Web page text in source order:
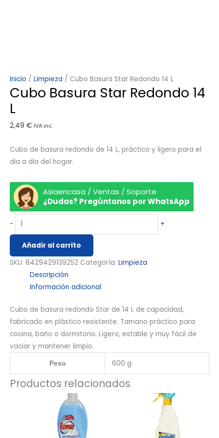
Inicio / Limpieza / Cubo Basura Star Redondo 14 L
Cubo Basura Star Redondo 14
L
2,49 € IVA inc.
Cubo de basura redondo de 14 L, práctico y ligero para el
dia a dia del hogar.
Asiaencasa / Ventas / Soporte
¿Dudas? Pregúntanos por WhatsApp
- +
Añadir al carrito
SKU: 8429429139252 Categoría: Limpieza
Descripción
Información adicional
Cubo de basura redondo Star de 14 L de capacidad,
fabricado en plástico resistente. Tamano práctico para
cocina, baño o dormitorio. Ligero, estable y muy fácil de
vaciar y mantener limpio.
Peso 600 g
Productos relacionados